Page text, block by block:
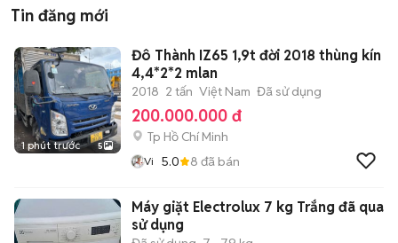
Tin đăng mới
1 phút trước 5
Đô Thành IZ65 1,9t đời 2018 thùng kín
4,4*2*2 mlan
2018 2 tấn Việt Nam Đã sử dụng
200.000.000 đ
Tp Hồ Chí Minh
Vi 5.0 8 đã bán
Máy giặt Electrolux 7 kg Trắng đã qua
sử dụng